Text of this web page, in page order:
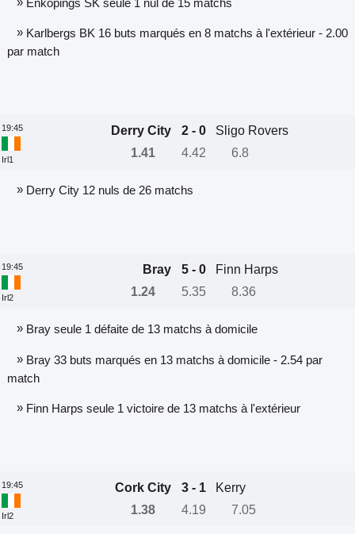
Enkopings SK seule 1 nul de 15 matchs
»Karlbergs BK 16 buts marqués en 8 matchs à l'extérieur - 2.00
par match
19:45
Irl1
Derry City 2 - 0
Sligo Rovers
1.41
4.42 6.8
»Derry City 12 nuls de 26 matchs
19:45
Irl2
Bray 5 - 0
Finn Harps
1.24
5.35 8.36
»Bray seule 1 défaite de 13 matchs à domicile
»Bray 33 buts marqués en 13 matchs à domicile - 2.54 par
match
»Finn Harps seule 1 victoire de 13 matchs à l'extérieur
19:45
Irl2
Cork City 3 - 1
Kerry
1.38
4.19 7.05